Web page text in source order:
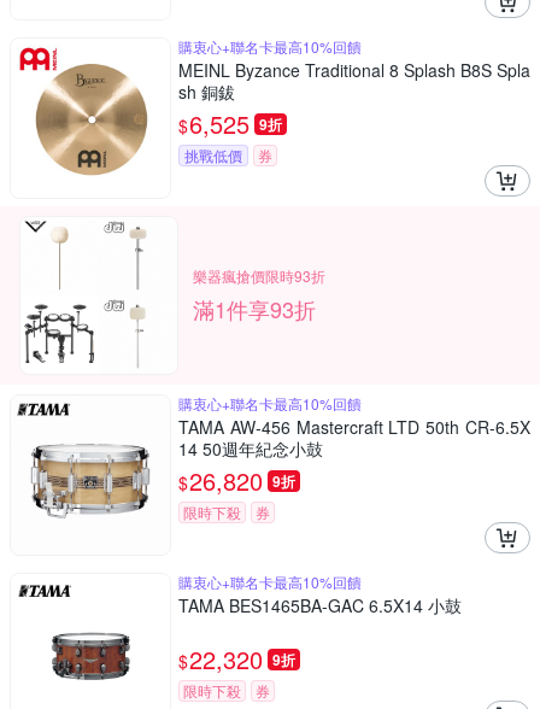
購衷心+聯名卡最高10%回饋
MEINL Byzance Traditional 8 Splash B8S Spla
sh 銅鈸
$6,525 9折
挑戰低價 券
樂器瘋搶價限時93折
滿1件享93折
購衷心+聯名卡最高10%回饋
TAMA AW-456 Mastercraft LTD 50th CR-6.5X
14 50週年紀念小鼓
$26,820 9折
限時下殺 券
購衷心+聯名卡最高10%回饋
TAMA BES1465BA-GAC 6.5X14 小鼓
$22,320 9折
限時下殺 券